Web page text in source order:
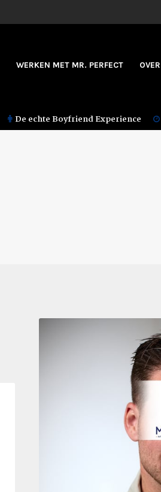
WERKEN MET MR. PERFECT
De echte Boyfriend Experience